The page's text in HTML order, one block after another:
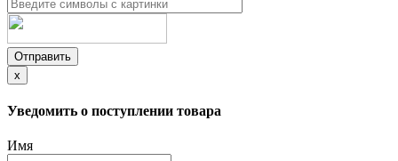
Отправить
x
Уведомить о поступлении товара
Имя